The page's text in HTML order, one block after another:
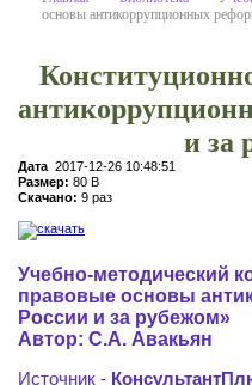
основы антикоррупционных
и за
Дата 2017-12-26 10:48:51
Размер: 80 B
Скачано: 9 раз
Учебно-методический
правовые основы
России и за рубежом»
Автор: С.А. Авакьян
Источник -